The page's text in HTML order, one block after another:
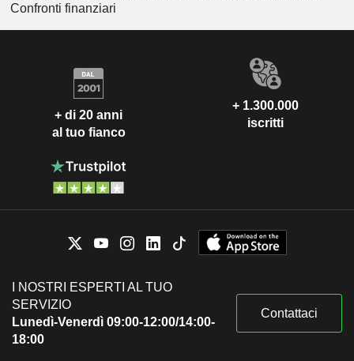
Confronti finanziari
+ di 20 anni
al tuo fianco
+ 1.300.000
iscritti
I NOSTRI ESPERTI AL TUO
SERVIZIO
Lunedì-Venerdì 09:00-12:00/14:00-
18:00
Contattaci